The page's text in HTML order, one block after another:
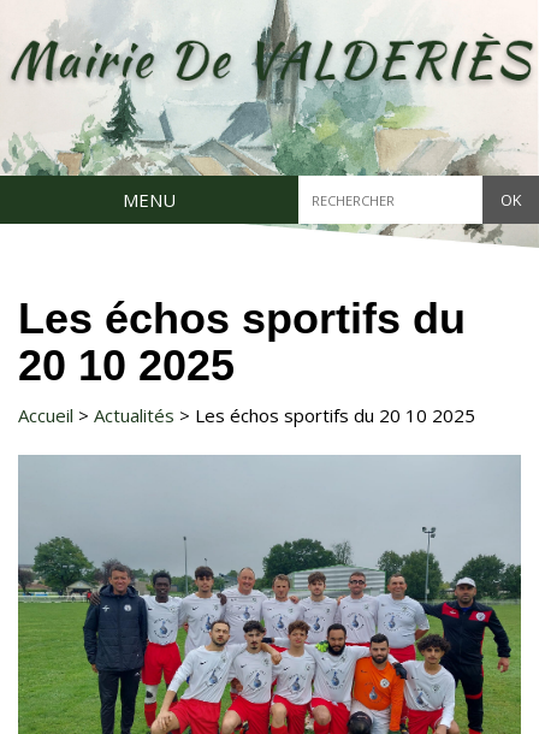
contenu
principal
MENU
dans
Les échos sportifs du
20 10 2025
Accueil Actualités Les échos sportifs du 20 10 2025